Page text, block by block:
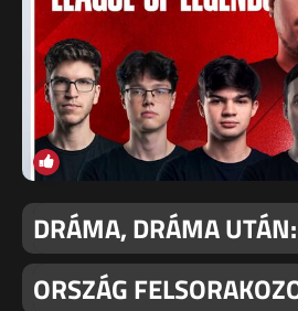
DRÁMA, DRÁMA UTÁN:
ORSZÁG